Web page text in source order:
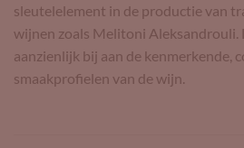
sleutelelement in de productie van
wijnen zoals Melitoni Aleksandrouli.
aanzienlijk bij aan de kenmerkende,
smaakprofielen van de wijn.